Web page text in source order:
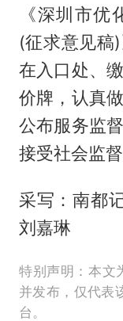
《深圳市
(征求意见稿
在入口处、
价牌，认真
公布服务监
接受社会监督
采写：南都
刘嘉琳
特别声明：本文
并发布，仅代表
台。